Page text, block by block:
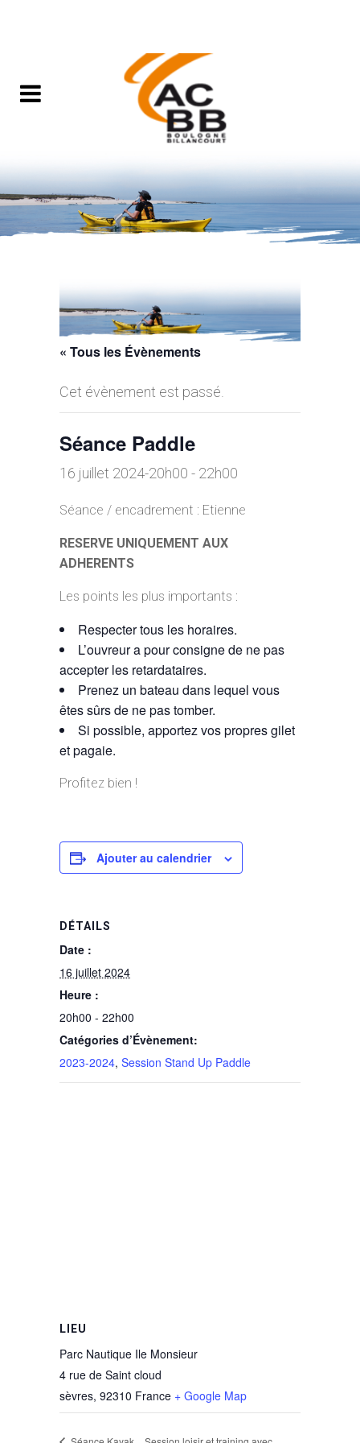
« Tous les Évènements
Cet évènement est passé.
Séance Paddle
16 juillet 2024-20h00 - 22h00
Séance / encadrement : Etienne
RESERVE UNIQUEMENT AUX
ADHERENTS
Les points les plus importants :
Respecter tous les horaires.
L’ouvreur a pour consigne de ne pas
accepter les retardataires.
Prenez un bateau dans lequel vous
êtes sûrs de ne pas tomber.
Si possible, apportez vos propres gilet
et pagaie.
Profitez bien !
Ajouter au calendrier
DÉTAILS
Date :
16 juillet 2024
Heure :
20h00 - 22h00
Catégories d’Évènement:
2023-2024, Session Stand Up Paddle
LIEU
Parc Nautique Ile Monsieur
4 rue de Saint cloud
sèvres, 92310 France + Google Map